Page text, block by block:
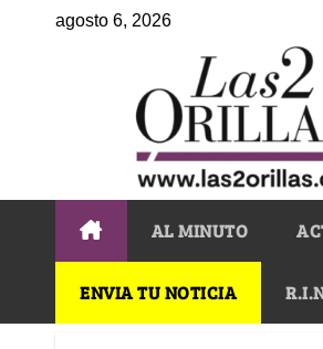
agosto 6, 2026
AL MINUTO
ENVIA TU NOTICIA